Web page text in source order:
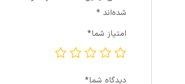
شده‌اند*
امتیاز شما*
دیدگاه شما*